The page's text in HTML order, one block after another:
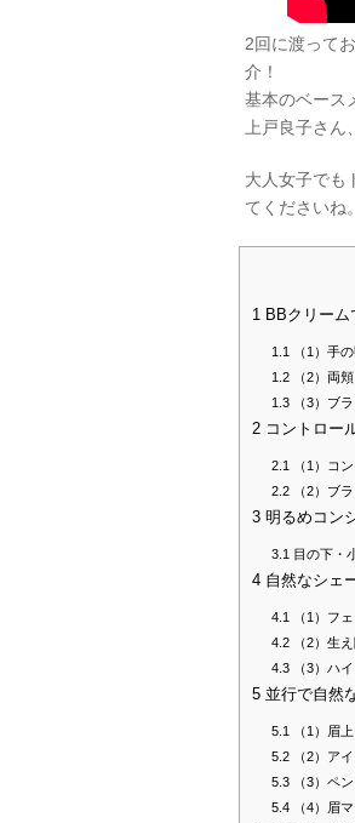
2回に渡って
介！
基本のベース
上戸良子さ
大人女子でも
てくださいね。
1 BBクリー
1.1
（1）手
1.2（2）両頬
1.3（3）ブラ
2 コントロー
2.1
（1）コ
2.2（2）ブラ
3 明るめコン
3.1 目の下・
4 自然なシェ
4.1
（1）フ
4.2（2）生え
4.3（3）ハイ
5 並行で自然
5.1
（1）眉
5.2（2）アイ
5.3（3）ペン
5.4（4）眉マ